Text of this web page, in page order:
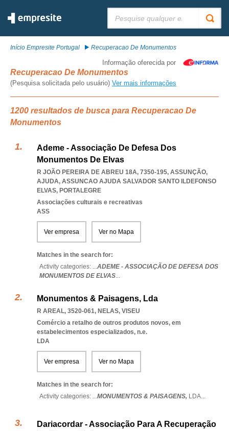
Início Empresite Portugal Recuperacao De Monumentos
Informação oferecida por
Recuperacao De Monumentos
(Pesquisa solicitada pelo usuário) Ver mais informações
1200 resultados de busca para Recuperacao De
Monumentos
Ademe - Associação De Defesa Dos
Monumentos De Elvas
R JOÃO PEREIRA DE ABREU 18A, 7350-195, ASSUNÇÃO,
AJUDA, ASSUNCAO AJUDA SALVADOR SANTO ILDEFONSO
ELVAS, PORTALEGRE
Associações culturais e recreativas
ASS
Ver empresa Ver no Mapa
Matches in the search for:
Activity categories: ...ADEME - ASSOCIAÇÃO DE DEFESA DOS
MONUMENTOS DE ELVAS...
Monumentos & Paisagens, Lda
R AREAL, 3520-061, NELAS, VISEU
Comércio a retalho de outros produtos novos, em
estabelecimentos especializados, n.e.
LDA
Ver empresa Ver no Mapa
Matches in the search for:
Activity categories: ...MONUMENTOS & PAISAGENS, LDA...
Dariacordar - Associação Para A Recuperação